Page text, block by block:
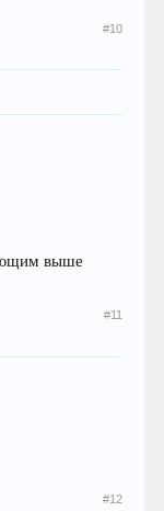
#10
выше
#11
#12